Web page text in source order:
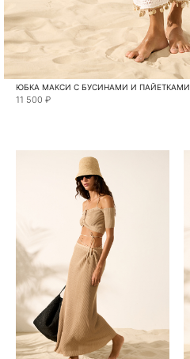
ЮБКА МАКСИ С БУСИНАМИ И ПАЙЕТКАМИ
11 500 ₽